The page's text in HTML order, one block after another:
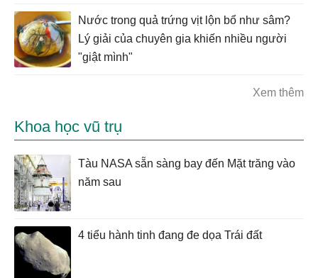
Nước trong quả trứng vịt lộn bổ như sâm?
Lý giải của chuyên gia khiến nhiều người
"giật mình"
Xem thêm
Khoa học vũ trụ
Tàu NASA sẵn sàng bay đến Mặt trăng vào
năm sau
4 tiểu hành tinh đang đe dọa Trái đất